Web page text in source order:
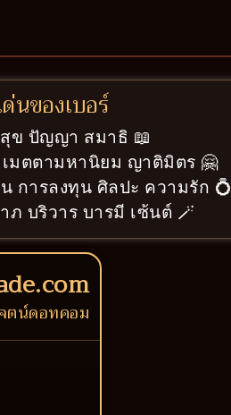
นของเบอร์
ข ปัญญา สมาธิ 📖
เมตตามหานิยม ญาติมิตร 🤗
น การลงทุน ศิลปะ ความรัก 💍
ภ บริวาร บารมี เซ้นต์ 🪄
ตน์ดอทคอม